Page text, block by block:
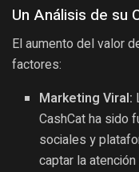
Un Análisis de su
El aumento del valor
factores:
Marketing Viral:
CashCat ha sido
sociales y
captar la